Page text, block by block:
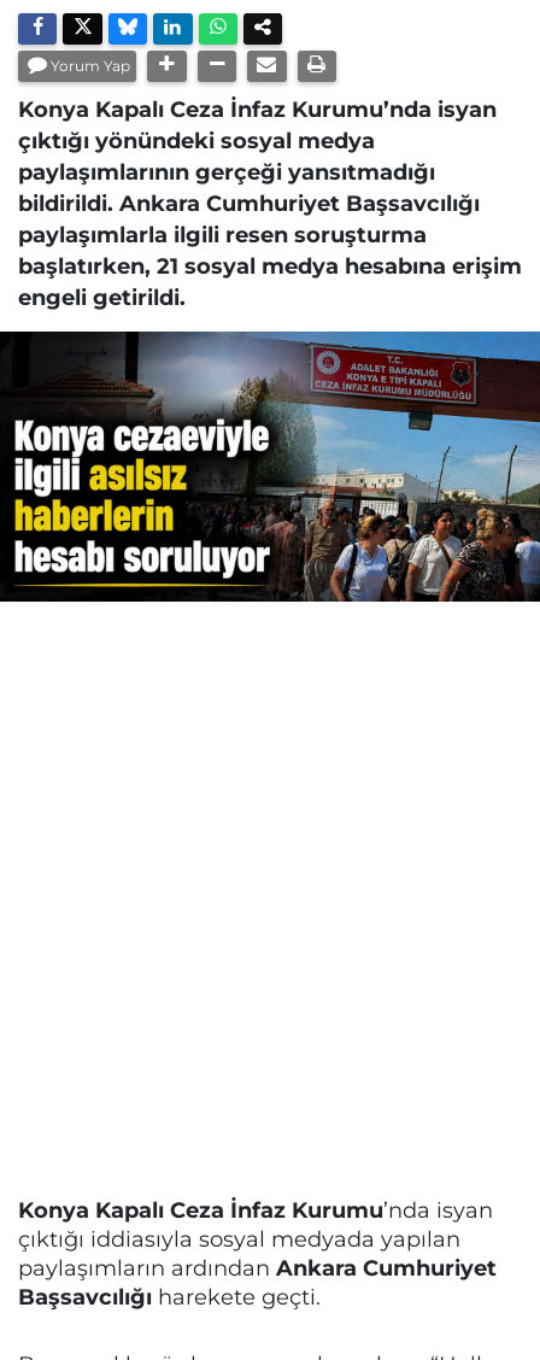
Yorum Yap
Konya Kapalı Ceza İnfaz Kurumu’nda isyan
çıktığı yönündeki sosyal medya
paylaşımlarının gerçeği yansıtmadığı
bildirildi. Ankara Cumhuriyet Başsavcılığı
paylaşımlarla ilgili resen soruşturma
başlatırken, 21 sosyal medya hesabına erişim
engeli getirildi.
Konya Kapalı Ceza İnfaz Kurumu’nda isyan
çıktığı iddiasıyla sosyal medyada yapılan
paylaşımların ardından Ankara Cumhuriyet
Başsavcılığı harekete geçti.